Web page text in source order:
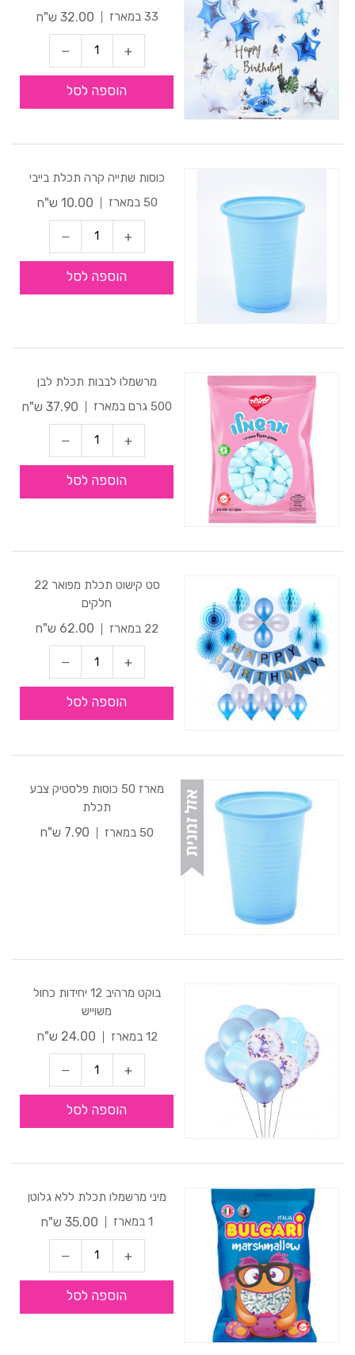
33 במארז
32.00 ש"ח
הוספה לסל
כוסות שתייה קרה תכלת בייבי
50 במארז
10.00 ש"ח
הוספה לסל
מרשמלו לבבות תכלת לבן
500 גרם במארז
37.90 ש"ח
הוספה לסל
סט קישוט תכלת מפואר 22
חלקים
22 במארז
62.00 ש"ח
הוספה לסל
מארז 50 כוסות פלסטיק צבע
תכלת
50 במארז
7.90 ש"ח
בוקט מרהיב 12 יחידות כחול
משוייש
12 במארז
24.00 ש"ח
הוספה לסל
מיני מרשמלו תכלת ללא גלוטן
1 במארז
35.00 ש"ח
הוספה לסל